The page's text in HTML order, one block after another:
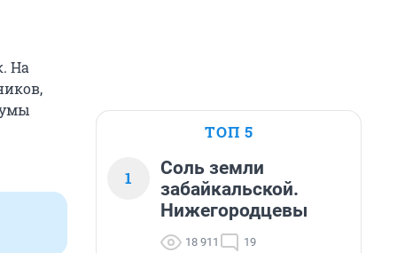
На
ТОП 5
1
Соль земли
забайкальской.
Нижегородцевы
18 911 19